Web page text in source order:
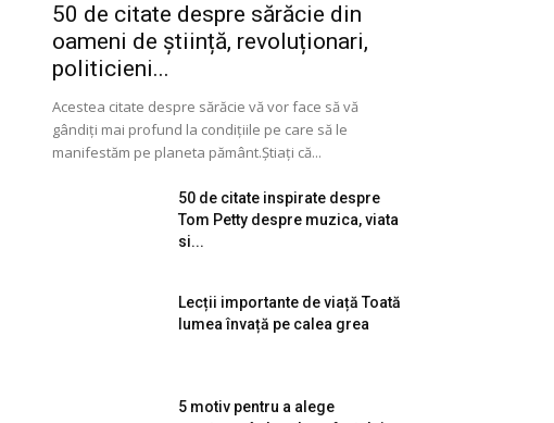
50 de citate despre sărăcie din
oameni de știință, revoluționari,
politicieni...
Acestea citate despre sărăcie vă vor face să vă
gândiți mai profund la condițiile pe care să le
manifestăm pe planeta pământ.Știați că...
50 de citate inspirate despre
Tom Petty despre muzica, viata
si...
Lecții importante de viață Toată
lumea învață pe calea grea
5 motiv pentru a alege